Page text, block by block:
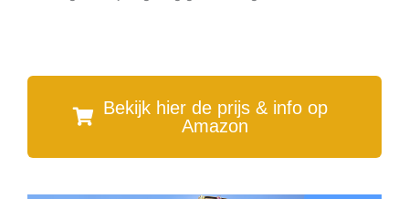
Bekijk hier de prijs & info op
Amazon